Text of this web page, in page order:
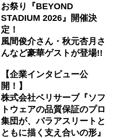
お祭り『BEYOND
STADIUM 2026』開催決
定！
風間俊介さん・秋元杏月さ
んなど豪華ゲストが登場!!
【企業インタビュー公
開！】
株式会社ベリサーブ『ソフ
トウェアの品質保証のプロ
集団が、パラアスリートと
ともに描く支え合いの形』